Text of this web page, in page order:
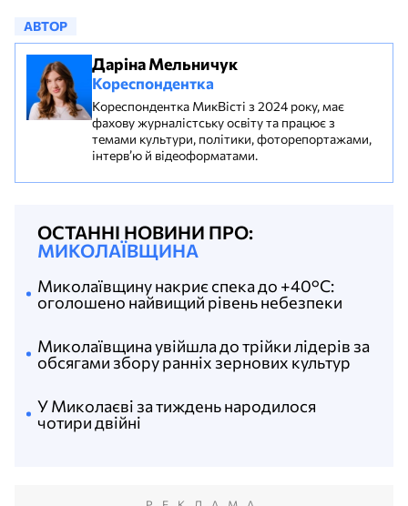
АВТОР
Даріна Мельничук
Кореспондентка
Кореспондентка МикВісті з 2024 року, має
фахову журналістську освіту та працює з
темами культури, політики, фоторепортажами,
інтерв’ю й відеоформатами.
ОСТАННІ НОВИНИ ПРО:
МИКОЛАЇВЩИНА
У Миколаєві за тиждень народилося
чотири двійні
Миколаївщина увійшла до трійки лідерів за
обсягами збору ранніх зернових культур
Миколаївщину накриє спека до +40°C:
оголошено найвищий рівень небезпеки